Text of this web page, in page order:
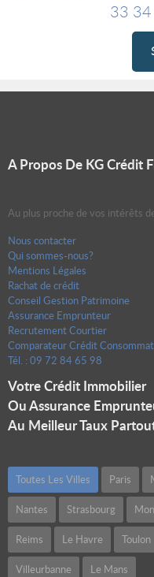
33 34
A Propos De KG Crédit
Au plus proche de vos intérêts
Nous contacter
Qui sommes-nous?
Mentions Légales
Rachat de crédit
Conseil Gestion Patrimoine
Assurance Emprunteur
Recrutement Courtier
Comparateur Crédit
Tél. : 09 72 84 65 98
Votre Crédit Immobilier
Ou Assurance
Au Meilleur Taux
Toutes Les Villes Paris
Nantes Strasbourg
Reims Le Havre Toulon
Villeurbanne Le Mans